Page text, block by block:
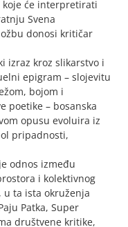
koje će interpretirati
Svena
donosi kritičar
izraz kroz slikarstvo i
epigram – slojevitu
bojom i
poetike – bosanska
opusu evoluira iz
pripadnosti,
odnos između
i kolektivnog
u ta ista okruženja
Patka, Super
društvene kritike,